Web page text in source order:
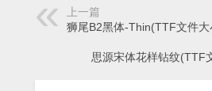
上一篇
狮尾B2黑体-Thin(TTF文件
思源宋体花样钻纹(TTF